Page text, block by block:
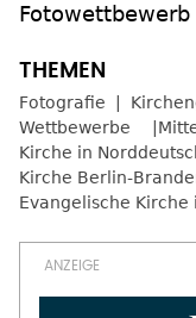
Fotografie
Wettbewerbe
Kirche in
Kirche Berlin-
Evangelische Kirche